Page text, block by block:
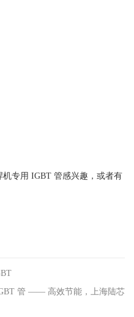
机专用 IGBT 管感兴趣，或者有
管 —— 高效节能，上海陆芯